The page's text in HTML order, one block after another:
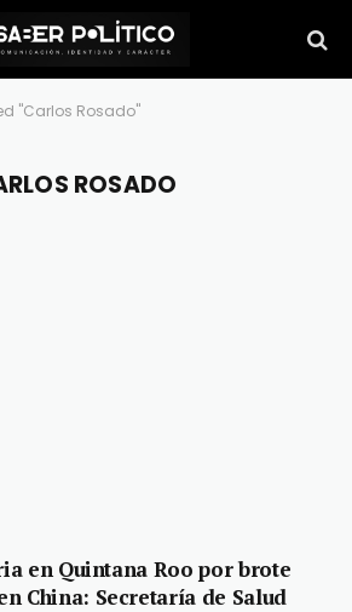
"Carlos Rosado"
ROSADO
en Quintana Roo por brote
China: Secretaría de Salud